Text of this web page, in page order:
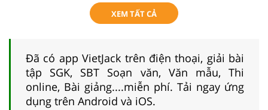
XEM TẤT CẢ
Đã có app VietJack trên điện thoại, giải bài
tập SGK, SBT Soạn văn, Văn mẫu, Thi
online, Bài giảng....miễn phí. Tải ngay ứng
dụng trên Android và iOS.